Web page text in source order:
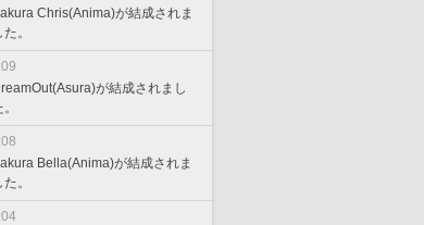
Chris(Anima)が結成されま
た。
が結成されまし
Bella(Anima)が結成されま
た。